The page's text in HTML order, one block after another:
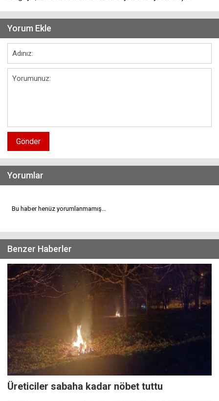
Yorum Ekle
Gönder
Yorumlar
Bu haber henüz yorumlanmamış...
Benzer Haberler
Üreticiler sabaha kadar nöbet tuttu